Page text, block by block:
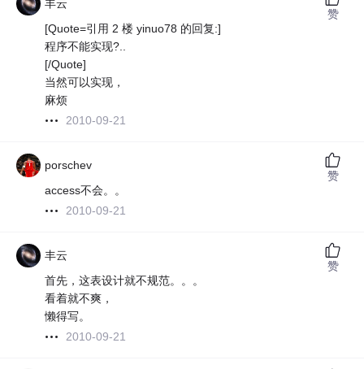
丰云
[Quote=引用 2 楼 yinuo78 的回复:]
程序不能实现?..
[/Quote]
当然可以实现，
麻烦
2010-09-21
赞
porschev
access不会。。
2010-09-21
赞
丰云
首先，这表设计就不规范。。。
看着就不爽，
懒得写。
2010-09-21
赞